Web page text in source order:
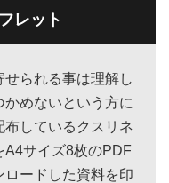
レット
られる事は理解し
めないという方に
しているクスリネ
A4サイズ8枚のPDF
ードした資料を印